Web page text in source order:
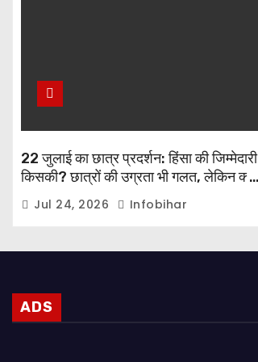
22 जुलाई का छात्र प्रदर्शन: हिंसा की जिम्मेदारी
किसकी? छात्रों की उग्रता भी गलत, लेकिन क्या
बल प्रयोग आख़िरी विकल्प था?
Jul 24, 2026 Infobihar
ADS